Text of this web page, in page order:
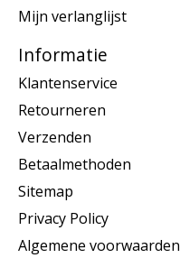
Mijn verlanglijst
Informatie
Klantenservice
Retourneren
Verzenden
Betaalmethoden
Sitemap
Privacy Policy
Algemene voorwaarden